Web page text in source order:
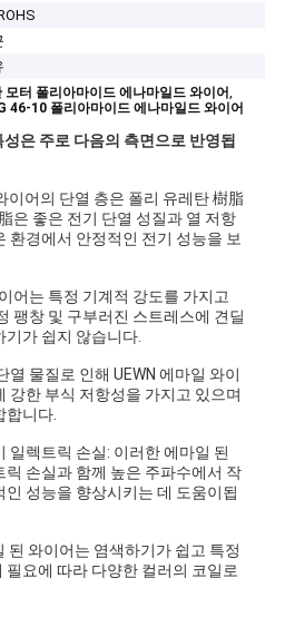
모터 폴리아마이드 에나마일드 와이어,
46-10 폴리아마이드 에나마일드 와이어
은 주로 다음의 측면으로 반영됩
이어의 단열 층은 폴리 유레탄 樹脂
은 좋은 전기 단열 성질과 열 저항
환경에서 안정적인 전기 성능을 보
어는 특정 기계적 강도를 가지고
팽창 및 구부러진 스트레스에 견딜
가 쉽지 않습니다.
열 물질로 인해 UEWN 에마일 와이
강한 부식 저항성을 가지고 있으며
합니다.
일렉트릭 손실: 이러한 에마일 된
손실과 함께 높은 주파수에서 작
성능을 향상시키는 데 도움이됩
된 와이어는 염색하기가 쉽고 특정
요에 따라 다양한 컬러의 코일로